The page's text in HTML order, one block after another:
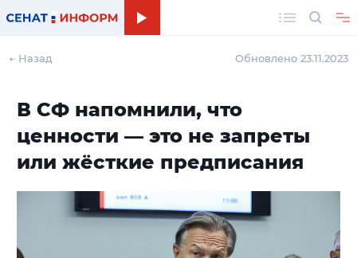
← Назад Обновлено 23.11.2023
В СФ напомнили, что
ценности — это не запреты
или жёсткие предписания